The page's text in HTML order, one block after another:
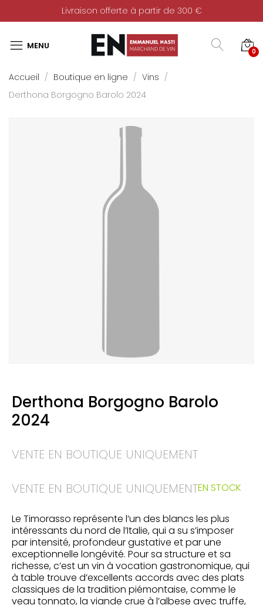
Livraison offerte à partir de 300 €
0
Accueil Boutique en ligne
Vins
Derthona Borgogno Barolo 2024
Derthona Borgogno Barolo
2024
VENTE EN BOUTIQUE UNIQUEMENT
VENTE EN BOUTIQUE UNIQUEMENTEN STOCK
Le Timorasso représente l’un des blancs les plus
intéressants du nord de l’Italie, qui a su s’imposer
par intensité, profondeur gustative et par une
exceptionnelle longévité. Pour sa structure et sa
richesse, c’est un vin à vocation gastronomique, qui
à table trouve d’excellents accords avec des plats
classiques de la tradition piémontaise, comme le
veau tonnato, la viande crue à l’albese avec truffe,